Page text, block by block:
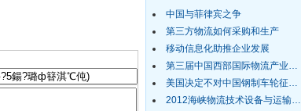
中国与菲律宾之争
第三方物流如何采购和生产
移动信息化助推企业发展
第三届中国西部国际物流产业…
美国决定不对中国钢制车轮征…
2012海峡物流技术设备与运输…